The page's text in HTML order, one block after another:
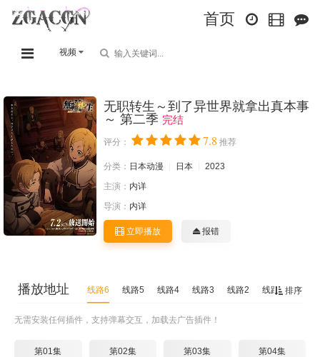
首页
视频
无职转生～到了异世界就拿出真本事
～ 第二季 完结
评分： 7.8 推荐
分类： 日本动漫 日本
2023
主演： 内详
导演： 内详
立即播放 报错
排序
播放地址 线路6 线路5 线路4 线路3 线路2 线路1
无需安装任何插件，支持弹幕交互，加载去广告插件！
第01集 第02集 第03集 第04集